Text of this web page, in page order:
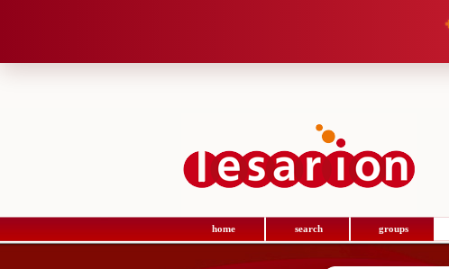
home search groups